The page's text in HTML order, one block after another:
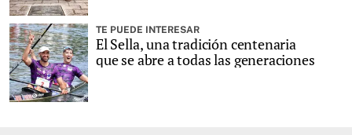
TE PUEDE INTERESAR
El Sella, una tradición centenaria
que se abre a todas las generaciones